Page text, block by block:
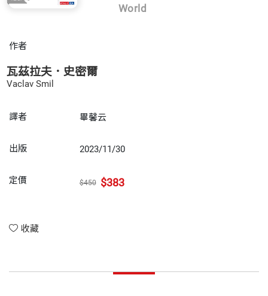
World
作者
瓦茲拉夫．史密爾
Vaclav Smil
譯者 畢馨云
出版 2023/11/30
定價 $450 $383
收藏